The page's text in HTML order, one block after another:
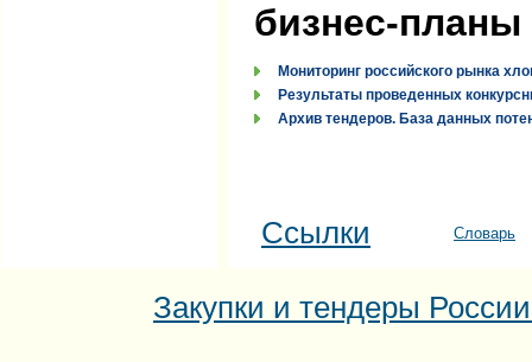
бизнес-планы
Мониторинг российского рынка
Результаты проведенных
Архив тендеров. База данных
Ссылки Словарь
Закупки и тендеры